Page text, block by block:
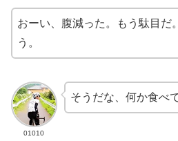
おーい、腹減った。もう駄目だ
う。
01010
そうだな、何か食べ